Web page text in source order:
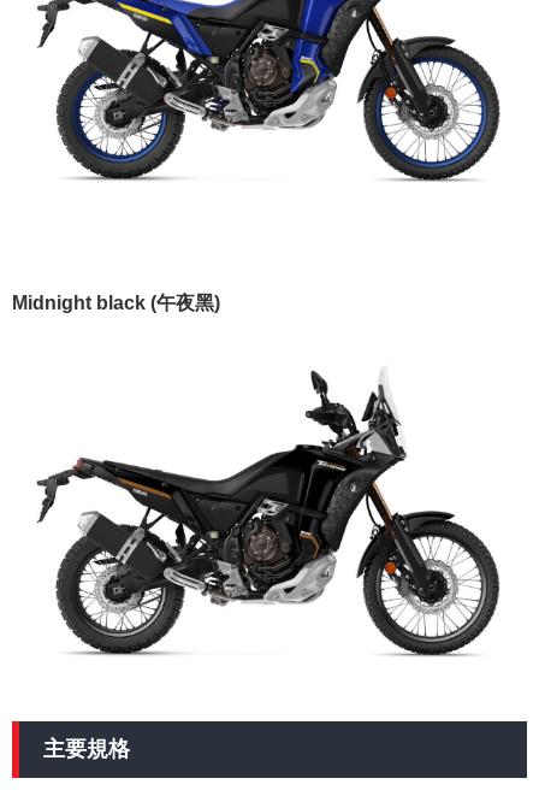
Midnight black (午夜黑)
主要規格